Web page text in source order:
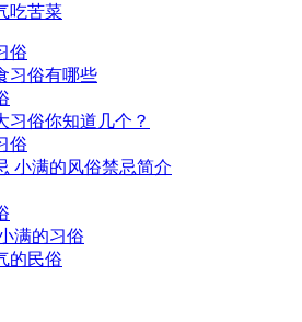
吃苦菜
俗
习俗有哪些
习俗你知道几个？
俗
小满的风俗禁忌简介
满的习俗
的民俗